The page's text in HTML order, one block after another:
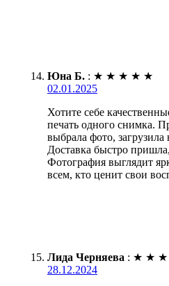
Юна Б. : ★ ★ ★ ★ ★
02.01.2025
Хотите себе
печать одного снимка.
выбрала фото, загрузила
Доставка быстро
Фотография выглядит
всем, кто ценит свои
Лида Черняева : ★ ★ ★
28.12.2024